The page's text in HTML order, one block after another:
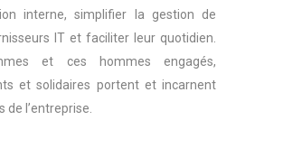
interne, simplifier la gestion de
IT et faciliter leur quotidien.
et ces hommes engagés,
et solidaires portent et incarnent
de l’entreprise.